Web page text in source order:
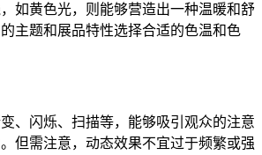
如黄色光，则能够营造出一种温暖和舒
主题和展品特性选择合适的色温和色
、闪烁、扫描等，能够吸引观众的注意
但需注意，动态效果不宜过于频繁或强